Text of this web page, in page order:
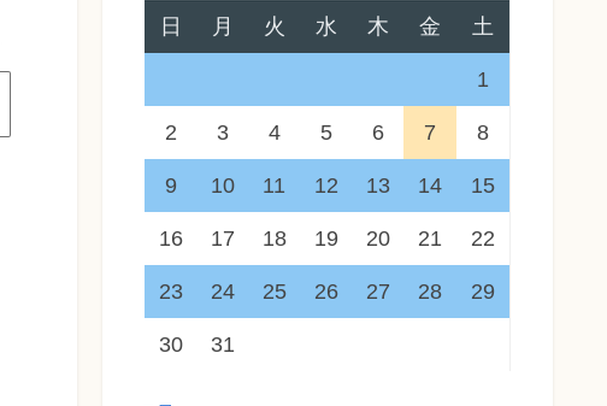
日
月 火 水 木 金 土
1
2 3 4 5 6 7 8
9 10 11 12 13 14 15
16 17 18 19 20 21 22
23 24 25 26 27 28 29
30 31